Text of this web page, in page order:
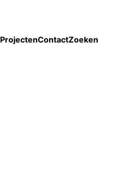
ProjectenContactZoeken